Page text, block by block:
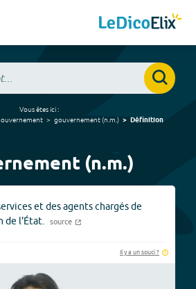
Vous êtes ici :
gouvernement(n.m. ) Définition
(n.m.)
et des agents chargés de
de l'État.
source
Il y a un souci ?